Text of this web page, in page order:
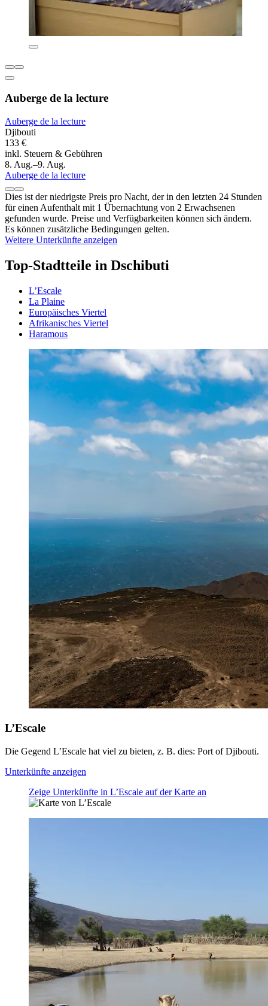
Auberge de la lecture
Auberge de la lecture
Djibouti
133 €
inkl. Steuern & Gebühren
8. Aug.–9. Aug.
Auberge de la lecture
Dies ist der niedrigste Preis pro Nacht, der in den letzten 24 Stunden
für einen Aufenthalt mit 1 Übernachtung von 2 Erwachsenen
gefunden wurde. Preise und Verfügbarkeiten können sich ändern.
Es können zusätzliche Bedingungen gelten.
Weitere Unterkünfte anzeigen
Top-Stadtteile in Dschibuti
L’Escale
La Plaine
Europäisches Viertel
Afrikanisches Viertel
Haramous
L’Escale
Die Gegend L’Escale hat viel zu bieten, z. B. dies: Port of Djibouti.
Unterkünfte anzeigen
Zeige Unterkünfte in L’Escale auf der Karte an